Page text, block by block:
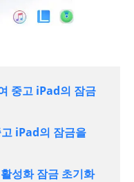
중고 iPad의 잠금
iPad의 잠금을
성화 잠금 초기화